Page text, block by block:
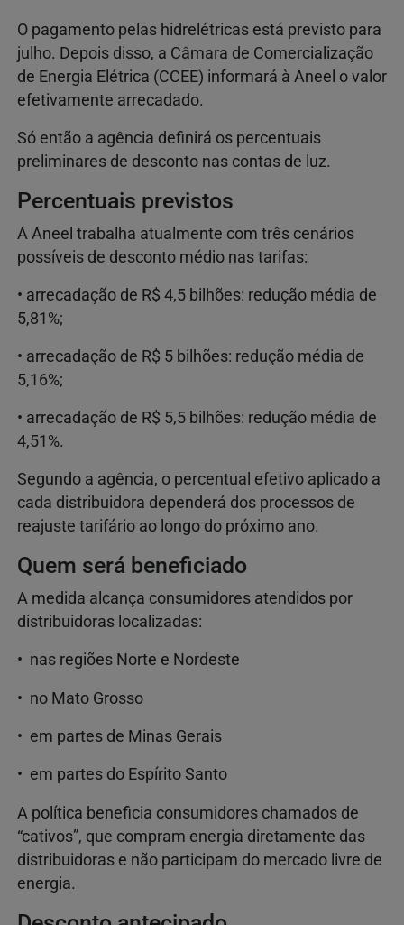
O pagamento pelas hidrelétricas está previsto para
julho. Depois disso, a Câmara de Comercialização
de Energia Elétrica (CCEE) informará à Aneel o valor
efetivamente arrecadado.
Só então a agência definirá os percentuais
preliminares de desconto nas contas de luz.
Percentuais previstos
A Aneel trabalha atualmente com três cenários
possíveis de desconto médio nas tarifas:
• arrecadação de R$ 4,5 bilhões: redução média de
5,81%;
• arrecadação de R$ 5 bilhões: redução média de
5,16%;
• arrecadação de R$ 5,5 bilhões: redução média de
4,51%.
Segundo a agência, o percentual efetivo aplicado a
cada distribuidora dependerá dos processos de
reajuste tarifário ao longo do próximo ano.
Quem será beneficiado
A medida alcança consumidores atendidos por
distribuidoras localizadas:
• nas regiões Norte e Nordeste
• no Mato Grosso
• em partes de Minas Gerais
• em partes do Espírito Santo
A política beneficia consumidores chamados de
“cativos”, que compram energia diretamente das
distribuidoras e não participam do mercado livre de
energia.